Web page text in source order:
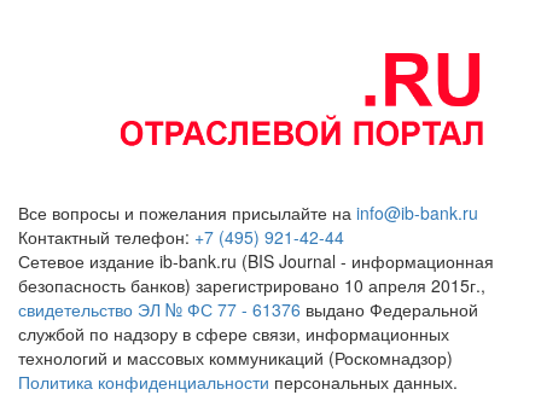
Все вопросы и пожелания присылайте на info@ib-bank.ru
Контактный телефон: +7 (495) 921-42-44
Сетевое издание ib-bank.ru (BIS Journal - информационная
безопасность банков) зарегистрировано 10 апреля 2015г.,
свидетельство ЭЛ № ФС 77 - 61376 выдано Федеральной
службой по надзору в сфере связи, информационных
технологий и массовых коммуникаций (Роскомнадзор)
Политика конфиденциальности персональных данных.